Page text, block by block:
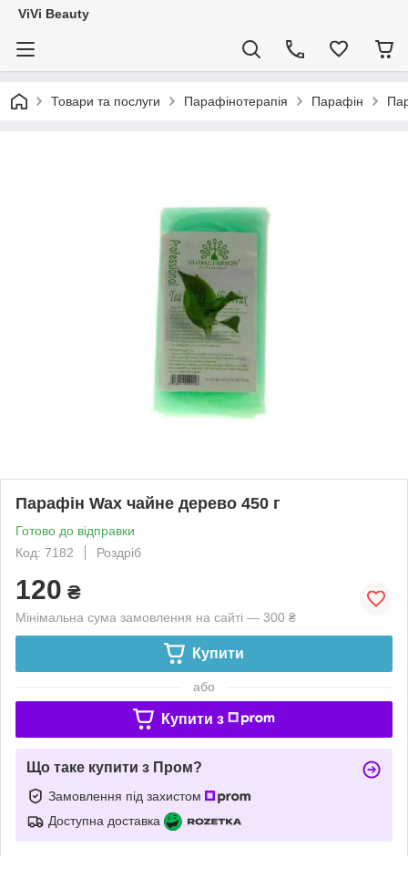
ViVi Beauty
Товари та послуги Парафінотерапія Парафін
Парафін Wax чайне дерево 450 г
Готово до відправки
Код: 7182
Роздріб
120 ₴
Мінімальна сума замовлення на сайті — 300 ₴
Купити
або
Купити з
Що таке купити з Пром?
Замовлення під захистом
Доступна доставка